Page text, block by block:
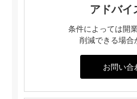
アドバイ
条件によっては開
削減できる場合
お問い合